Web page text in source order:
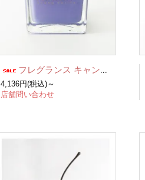
フレグランス キャンドル（紫、グリーン、白）
4,136円(税込)～
店舗問い合わせ